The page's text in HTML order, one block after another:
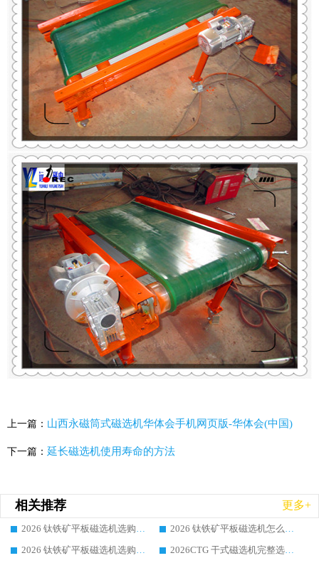
上一篇： 山西永磁筒式磁选机华体会手机网页版-华体会(中国)
下一篇： 延长磁选机使用寿命的方法
相关推荐 更多+
2026 钛铁矿平板磁选机选购全攻略 市场公认优质品牌厂家实力排行榜
2026 钛铁矿平板磁选机怎么选 靠谱生产企业实力排行榜选购参考攻略
2026 钛铁矿平板磁选机选购指南 行业口碑优选品牌生产企业实力排行榜
2026CTG 干式磁选机完整选购指南 行业口碑顶尖靠谱生产龙头厂家实力推荐